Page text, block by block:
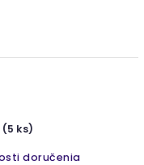
(5 ks)
doručenia